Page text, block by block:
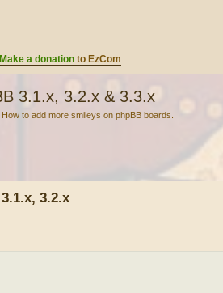
Make a donation to EzCom.
3.1.x, 3.2.x & 3.3.x
to add more smileys on phpBB boards.
3.2.x